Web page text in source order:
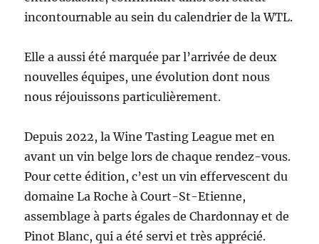
incontournable au sein du calendrier de la WTL.
Elle a aussi été marquée par l’arrivée de deux
nouvelles équipes, une évolution dont nous
nous réjouissons particulièrement.
Depuis 2022, la Wine Tasting League met en
avant un vin belge lors de chaque rendez-vous.
Pour cette édition, c’est un vin effervescent du
domaine La Roche à Court-St-Etienne,
assemblage à parts égales de Chardonnay et de
Pinot Blanc, qui a été servi et très apprécié.